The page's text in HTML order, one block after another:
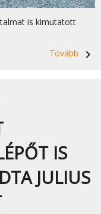
is kimutatott
Tovább
navigate_next
IS
JULIUS